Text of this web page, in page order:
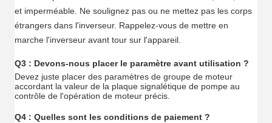
et imperméable. Ne soulignez pas ou ne mettez pas les corps
étrangers dans l'inverseur. Rappelez-vous de mettre en
marche l'inverseur avant tour sur l'appareil.
Q3 : Devons-nous placer le paramètre avant utilisation ?
Devez juste placer des paramètres de groupe de moteur
accordant la valeur de la plaque signalétique de pompe au
contrôle de l'opération de moteur précis.
Q4 : Quelles sont les conditions de paiement ?